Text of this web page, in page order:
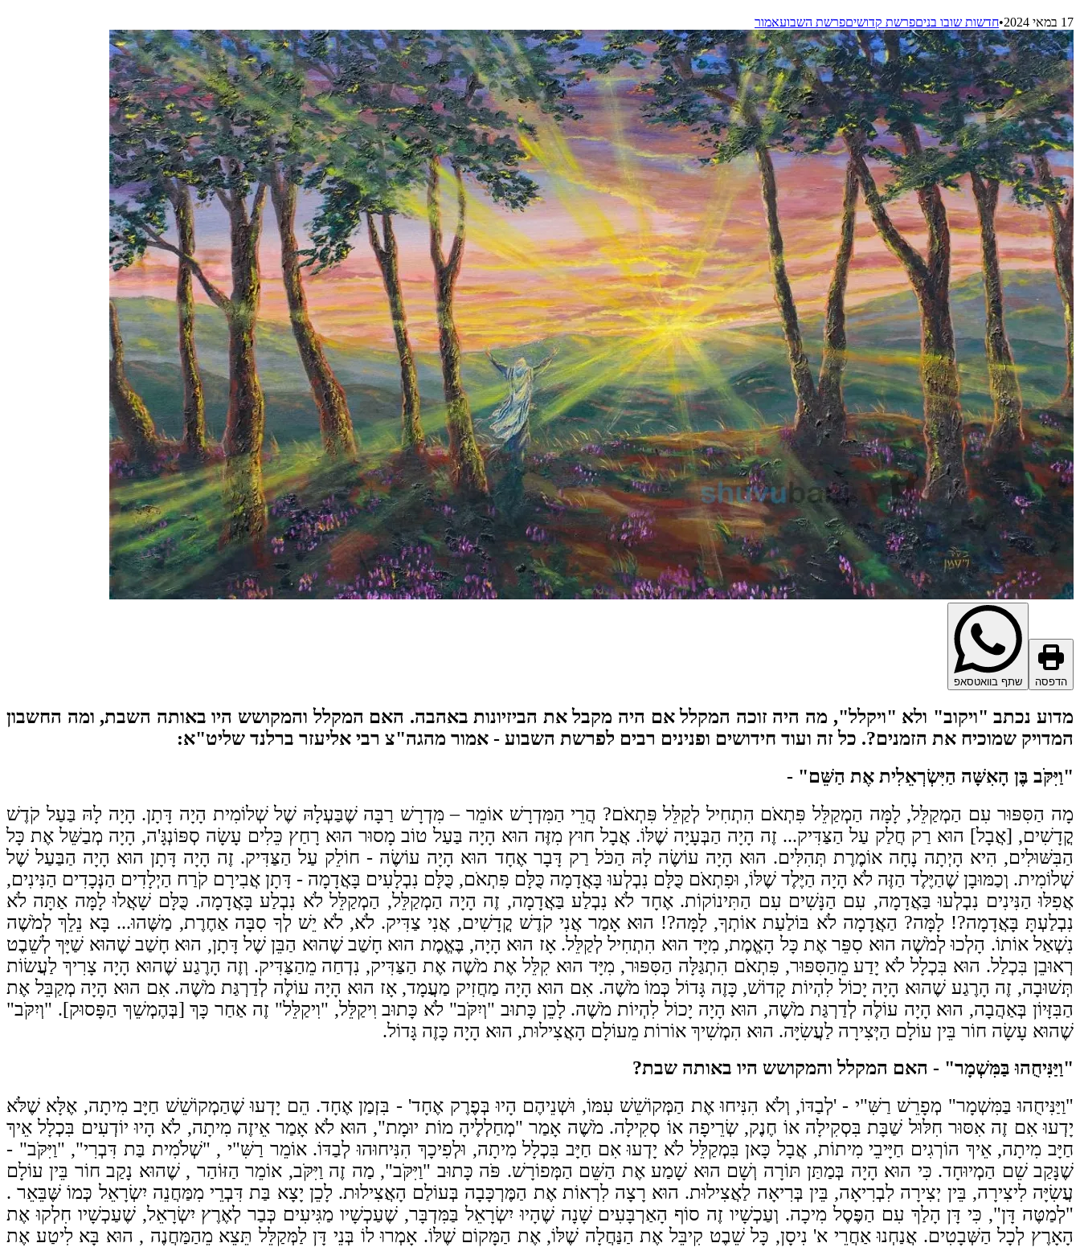
17 במאי 2024
•חדשות שובו בניםפרשת קדושיםפרשת השבועאמור
הדפסה שתף בוואטסאפ
מדוע נכתב "ויקוב" ולא "ויקלל", מה היה זוכה המקלל אם היה מקבל את הביזיונות באהבה. האם המקלל והמקושש היו באותה השבת, ומה החשבון
המדויק שמוכיח את הזמנים?. כל זה ועוד חידושים ופנינים רבים לפרשת השבוע - אמור מהגה"צ רבי אליעזר ברלנד שליט"א:
"וַיִּקֹּב בֶּן הָאִשָּׁה הַיִּשְׂרְאֵלִית אֶת הַשֵּׁם" -
מָה הַסִּפּוּר עִם הַמְקַלֵּל, לָמָּה הַמְקַלֵּל פִּתְאֹם הִתְחִיל לְקַלֵּל פִּתְאֹם? הֲרֵי הַמִּדְרָשׁ אוֹמֵר – מִּדְרָשׁ רַבָּה שֶׁבַּעְלָהּ שֶׁל שְׁלוֹמִית הָיָה דָּתָן. הָיָה לָהּ בַּעַל קֹדֶשׁ
קֳדָשִׁים, [אֲבָל] הוּא רַק חֲלַק עַל הַצַּדִּיק... זֶה הָיָה הַבְּעָיָה שֶׁלּוֹ. אֲבָל חוּץ מִזֶּה הוּא הָיָה בַּעַל טוֹב מָסוּר הוּא רָחַץ כֵּלִים עָשָׂה סְפּוֹנְגָּ'ה, הָיָה מְבַשֵּׁל אֶת כָּל
הַבִּשּׁוּלִים, הִיא הָיְתָה נָחָה אוֹמֶרֶת תְּהִלִּים. הוּא הָיָה עוֹשֶׂה לָהּ הַכֹּל רַק דָּבָר אֶחָד הוּא הָיָה עוֹשֶׂה - חוֹלֵק עַל הַצַּדִּיק. זֶה הָיָה דָּתָן הוּא הָיָה הַבַּעַל שֶׁל
שְׁלוֹמִית. וְכַמּוּבָן שֶׁהַיֶּלֶד הַזֶּה לֹא הָיָה הַיֶּלֶד שֶׁלּוֹ, וּפִתְאֹם כֻּלָּם נִבְלְעוּ בָּאֲדָמָה כֻּלָּם פִּתְאֹם, כֻּלָּם נִבְלָעִים בָּאֲדָמָה - דָּתָן אֲבִירָם קֹרַח הַיְלָדִים הַנְּכָדִים הַנִּינִים,
אֲפִלּוּ הַנִּינִים נִבְלְעוּ בַּאֲדָמָה, עִם הַנָּשִׁים עִם הַתִּינוֹקוֹת. אֶחָד לֹא נִבְלַע בַּאֲדָמָה, זֶה הָיָה הַמְקַלֵּל, הַמְקַלֵּל לֹא נִבְלַע בָּאֲדָמָה. כֻּלָּם שָׁאֲלוּ לָמָּה אַתָּה לֹא
נִבְלַעְתָּ בָּאֲדָמָה?! לָמָּה? הַאֲדָמָה לֹא בּוֹלַעַת אוֹתְךָ, לָמָּה?! הוּא אָמַר אֲנִי קֹדֶשׁ קֳדָשִׁים, אֲנִי צַדִּיק. לֹא, לֹא יֵשׁ לְךָ סִבָּה אַחֶרֶת, מַשֶּׁהוּ... בָּא נֵלֵךְ לְמֹשֶׁה
נִשְׁאַל אוֹתוֹ. הָלְכוּ לְמֹשֶׁה הוּא סִפֵּר אֶת כָּל הָאֱמֶת, מִיָּד הוּא הִתְחִיל לְקַלֵּל. אָז הוּא הָיָה, בֶּאֱמֶת הוּא חָשַׁב שֶׁהוּא הַבֵּן שֶׁל דָּתָן, הוּא חָשַׁב שֶׁהוּא שַׁיָּךְ לְשֵׁבֶט
רְאוּבֵן בִּכְלַל. הוּא בִּכְלָל לֹא יָדַע מֵהַסִּפּוּר, פִּתְאֹם הִתְגַּלָּה הַסִּפּוּר, מִיָּד הוּא קִלֵּל אֶת מֹשֶׁה אֶת הַצַּדִּיק, נִדְחַה מֵהַצַּדִּיק. וְזֶה הָרֶגַע שֶׁהוּא הָיָה צָרִיךְ לַעֲשׂוֹת
תְּשׁוּבָה, זֶה הָרֶגַע שֶׁהוּא הָיָה יָכוֹל לִהְיוֹת קָדוֹשׁ, כָּזֶה גָּדוֹל כְּמוֹ מֹשֶׁה. אִם הוּא הָיָה מַחֲזִיק מַעֲמָד, אָז הוּא הָיָה עוֹלֶה לְדַרְגַּת מֹשֶׁה. אִם הוּא הָיָה מְקַבֵּל אֶת
הַבִּזָּיוֹן בְּאַהֲבָה, הוּא הָיָה עוֹלֶה לְדַרְגַּת מֹשֶׁה, הוּא הָיָה יָכוֹל לִהְיוֹת מֹשֶׁה. לָכֵן כָּתוּב "וְיִקֹּב" לֹא כָּתוּב וִיקַלֵּל, "וִיקַלֵּל" זֶה אַחַר כָּךְ [בְּהֶמְשֵׁךְ הַפָּסוּק]. "וְיִקֹּב"
שֶׁהוּא עָשָׂה חוֹר בֵּין עוֹלָם הַיְּצִירָה לַעֲשִׂיָּה. הוּא הִמְשִׁיךְ אוֹרוֹת מֵעוֹלָם הָאֲצִילוּת, הוּא הָיָה כָּזֶה גָּדוֹל.
"וַיַּנִּיחֻהוּ בַּמִּשְׁמָר" - האם המקלל והמקושש היו באותה שבת?
"וַיַּנִּיחֻהוּ בַּמִּשְׁמָר" מְפָרֵשׁ רַשִּׁ"י - 'לְבַדּוֹ, וְלֹא הִנִּיחוּ אֶת הַמְּקוֹשֵׁשׁ עִמּוֹ, וּשְׁנֵיהֶם הָיוּ בְּפֶרֶק אֶחָד' - בִּזְמַן אֶחָד. הֵם יָדְעוּ שֶׁהַמְקוֹשֵׁשׁ חַיָּב מִיתָה, אֶלָּא שֶׁלֹּא
יָדְעוּ אִם זֶה אִסּוּר חִלּוּל שַׁבָּת בִּסְקִילָה אוֹ חֶנֶק, שְׂרֵיפָה אוֹ סְקִילָה. מֹשֶׁה אָמַר "מְחַלְלֶיהָ מוֹת יוּמָת", הוּא לֹא אָמַר אֵיזֶה מִיתָה, לֹא הָיוּ יוֹדְעִים בִּכְלָל אֵיךְ
חַיָּב מִיתָה, אֵיךְ הוֹרְגִים חַיָּיבֵי מִיתוֹת, אֲבָל כָּאן בִּמְקַלֵּל לֹא יָדְעוּ אִם חַיָּב בִּכְלָל מִיתָה, וּלְפִיכָךְ הִנִּיחוּהוּ לְבַדּוֹ.אוֹמֵר רַשִּׁ"י , "שְׁלֹמִית בַּת דִּבְרִי", "וַיִּקֹּב" -
שֶׁנָּקַב שֵׁם הַמְיוּחָד. כִּי הוּא הָיָה בְּמַתַּן תּוֹרָה וְשָׁם הוּא שָׁמַע אֶת הַשֵּׁם הַמְּפוֹרָשׁ. פֹּה כָּתוּב "וַיִּקֹּב", מַה זֶה וַיִּקֹּב, אוֹמֵר הַזּוֹהַר , שֶׁהוּא נָקַב חוֹר בֵּין עוֹלָם
עֲשִׂיָּה לִיצִירָה, בֵּין יְצִירָה לִבְרִיאָה, בֵּין בְּרִיאָה לַאֲצִילוּת. הוּא רָצָה לִרְאוֹת אֶת הַמֶּרְכָּבָה בְּעוֹלַם הָאֲצִילוּת. לָכֵן יָצָא בַּת דִּבְרֵי מִמַּחֲנֵה יִשְׂרָאֵל כְּמוֹ שֶּׁבֵּאֵר .
"לְמַטֶּה דָּן", כִּי דָּן הָלַךְ עִם הַפֶּסֶל מִיכָה. וְעַכְשָׁיו זֶה סוֹף הָאַרְבָּעִים שָׁנָה שֶׁהָיוּ יִשְׂרָאֵל בַּמִּדְבָּר, שֶׁעַכְשָׁיו מַגִּיעִים כְּבַר לְאֶרֶץ יִשְׂרָאֵל, שֶׁעַכְשָׁיו חִלְקוּ אֶת
הָאָרֶץ לְכָל הַשְּׁבָטִים. אֲנַחְנוּ אַחֲרֵי א' נִיסָן, כָּל שֵׁבֶט קִיבֵּל אֶת הַנַּחֲלָה שֶׁלּוֹ, אֶת הַמָּקוֹם שֶׁלּוֹ. אָמְרוּ לוֹ בְּנֵי דָּן לַמְּקַלֵּל תֵּצֵא מֵהַמַּחֲנֶה , הוּא בָּא לִיטַע אֶת